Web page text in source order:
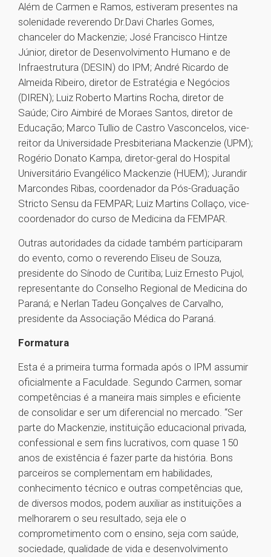
Além de Carmen e Ramos, estiveram presentes na
solenidade reverendo Dr.Davi Charles Gomes,
chanceler do Mackenzie; José Francisco Hintze
Júnior, diretor de Desenvolvimento Humano e de
Infraestrutura (DESIN) do IPM; André Ricardo de
Almeida Ribeiro, diretor de Estratégia e Negócios
(DIREN); Luiz Roberto Martins Rocha, diretor de
Saúde; Ciro Aimbiré de Moraes Santos, diretor de
Educação; Marco Tullio de Castro Vasconcelos, vice-
reitor da Universidade Presbiteriana Mackenzie (UPM);
Rogério Donato Kampa, diretor-geral do Hospital
Universitário Evangélico Mackenzie (HUEM); Jurandir
Marcondes Ribas, coordenador da Pós-Graduação
Stricto Sensu da FEMPAR; Luiz Martins Collaço, vice-
coordenador do curso de Medicina da FEMPAR.
Outras autoridades da cidade também participaram
do evento, como o reverendo Eliseu de Souza,
presidente do Sínodo de Curitiba; Luiz Ernesto Pujol,
representante do Conselho Regional de Medicina do
Paraná; e Nerlan Tadeu Gonçalves de Carvalho,
presidente da Associação Médica do Paraná.
Formatura
Esta é a primeira turma formada após o IPM assumir
oficialmente a Faculdade. Segundo Carmen, somar
competências é a maneira mais simples e eficiente
de consolidar e ser um diferencial no mercado. “Ser
parte do Mackenzie, instituição educacional privada,
confessional e sem fins lucrativos, com quase 150
anos de existência é fazer parte da história. Bons
parceiros se complementam em habilidades,
conhecimento técnico e outras competências que,
de diversos modos, podem auxiliar as instituições a
melhorarem o seu resultado, seja ele o
comprometimento com o ensino, seja com saúde,
sociedade, qualidade de vida e desenvolvimento